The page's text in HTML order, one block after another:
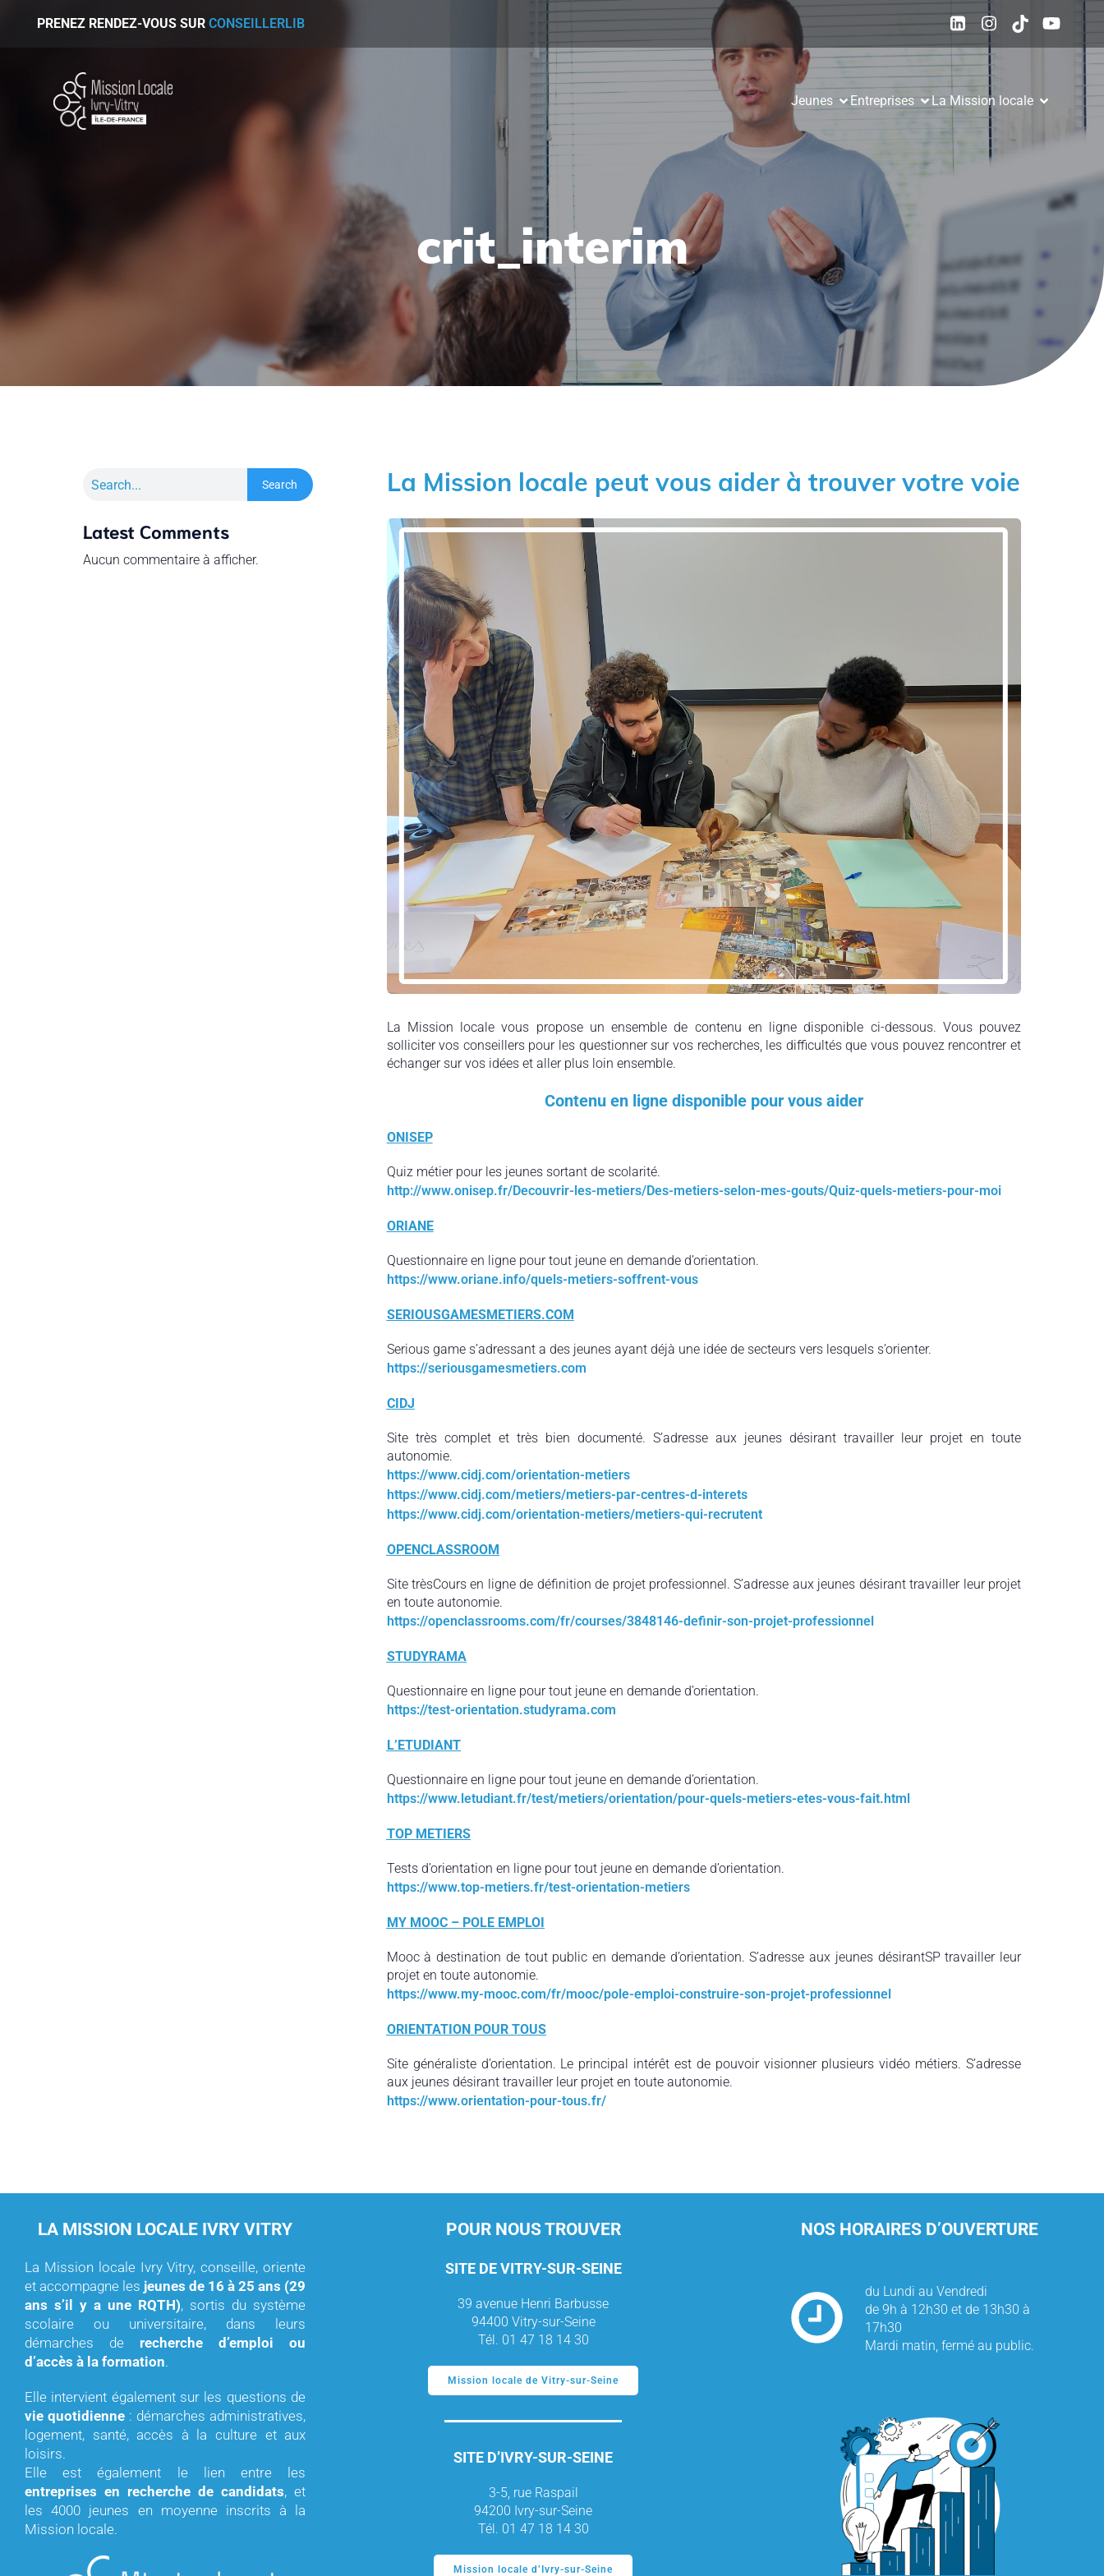
PRENEZ RENDEZ-VOUS SUR CONSEILLERLIB
Jeunes Entreprises La Mission locale
crit_interim
Search
Latest Comments
Aucun commentaire à afficher.
La Mission locale peut vous aider à trouver votre voie
La Mission locale vous propose un ensemble de contenu en ligne disponible ci-dessous. Vous pouvez
solliciter vos conseillers pour les questionner sur vos recherches, les difficultés que vous pouvez rencontrer et
échanger sur vos idées et aller plus loin ensemble.
Contenu en ligne disponible pour vous aider
ONISEP
Quiz métier pour les jeunes sortant de scolarité.
http://www.onisep.fr/Decouvrir-les-metiers/Des-metiers-selon-mes-gouts/Quiz-quels-metiers-pour-moi
ORIANE
Questionnaire en ligne pour tout jeune en demande d’orientation.
https://www.oriane.info/quels-metiers-soffrent-vous
SERIOUSGAMESMETIERS.COM
Serious game s’adressant a des jeunes ayant déjà une idée de secteurs vers lesquels s’orienter.
https://seriousgamesmetiers.com
CIDJ
Site très complet et très bien documenté. S’adresse aux jeunes désirant travailler leur projet en toute
autonomie.
https://www.cidj.com/orientation-metiers
https://www.cidj.com/metiers/metiers-par-centres-d-interets
https://www.cidj.com/orientation-metiers/metiers-qui-recrutent
OPENCLASSROOM
Site trèsCours en ligne de définition de projet professionnel. S’adresse aux jeunes désirant travailler leur projet
en toute autonomie.
https://openclassrooms.com/fr/courses/3848146-definir-son-projet-professionnel
STUDYRAMA
Questionnaire en ligne pour tout jeune en demande d’orientation.
https://test-orientation.studyrama.com
L’ETUDIANT
Questionnaire en ligne pour tout jeune en demande d’orientation.
https://www.letudiant.fr/test/metiers/orientation/pour-quels-metiers-etes-vous-fait.html
TOP METIERS
Tests d’orientation en ligne pour tout jeune en demande d’orientation.
https://www.top-metiers.fr/test-orientation-metiers
MY MOOC – POLE EMPLOI
Mooc à destination de tout public en demande d’orientation. S’adresse aux jeunes désirantSP travailler leur
projet en toute autonomie.
https://www.my-mooc.com/fr/mooc/pole-emploi-construire-son-projet-professionnel
ORIENTATION POUR TOUS
Site généraliste d’orientation. Le principal intérêt est de pouvoir visionner plusieurs vidéo métiers. S’adresse
aux jeunes désirant travailler leur projet en toute autonomie.
https://www.orientation-pour-tous.fr/
LA MISSION LOCALE IVRY VITRY
La Mission locale Ivry Vitry, conseille, oriente
et accompagne les jeunes de 16 à 25 ans (29
ans s’il y a une RQTH), sortis du système
scolaire ou universitaire, dans leurs
démarches de recherche d’emploi ou
d’accès à la formation.
Elle intervient également sur les questions de
vie quotidienne : démarches administratives,
logement, santé, accès à la culture et aux
loisirs.
Elle est également le lien entre les
entreprises en recherche de candidats, et
les 4000 jeunes en moyenne inscrits à la
Mission locale.
POUR NOUS TROUVER
SITE DE VITRY-SUR-SEINE
39 avenue Henri Barbusse
94400 Vitry-sur-Seine
Tél. 01 47 18 14 30
Mission locale de Vitry-sur-Seine
SITE D’IVRY-SUR-SEINE
3-5, rue Raspail
94200 Ivry-sur-Seine
Tél. 01 47 18 14 30
Mission locale d’Ivry-sur-Seine
NOS HORAIRES D’OUVERTURE
du Lundi au Vendredi
de 9h à 12h30 et de 13h30 à
17h30
Mardi matin, fermé au public.